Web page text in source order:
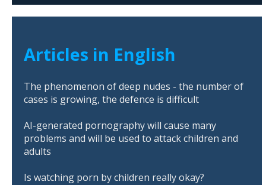
Articles in English
The phenomenon of deep nudes - the number of
cases is growing, the defence is difficult
AI-generated pornography will cause many
problems and will be used to attack children and
adults
Is watching porn by children really okay?